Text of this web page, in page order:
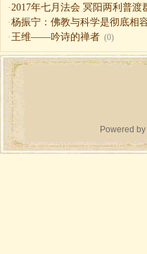
·2017年七月法会 冥阳两利普渡
·杨振宁：佛教与科学是彻底相
·王维——吟诗的禅者 (0)
Powered by